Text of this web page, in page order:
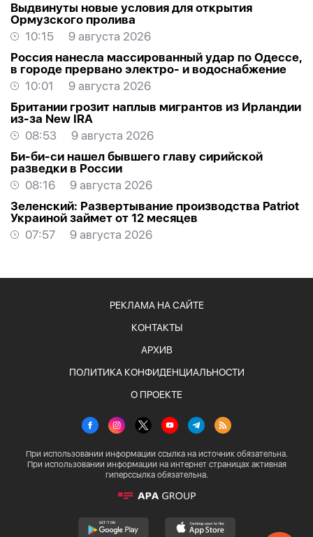
Выдвинуты новые условия для открытия
Ормузского пролива
10:15
9 августа 2026
Россия нанесла массированный удар по Одессе,
в городе прервано электро- и водоснабжение
10:01
9 августа 2026
Британии грозит наплыв мигрантов из Ирландии
из-за New IRA
08:53
9 августа 2026
Би-би-си нашел бывшего главу сирийской
разведки в России
08:16
9 августа 2026
Зеленский: Развертывание производства Patriot
Украиной займет от 12 месяцев
07:57
9 августа 2026
РЕКЛАМА НА САЙТЕ
КОНТАКТЫ
АРХИВ
ПОЛИТИКА КОНФИДЕНЦИАЛЬНОСТИ
О ПРОЕКТЕ
При использовании информации ссылка на источник обязательна.
При использовании информации на интернет страницах активная
гиперссылка обязательна.